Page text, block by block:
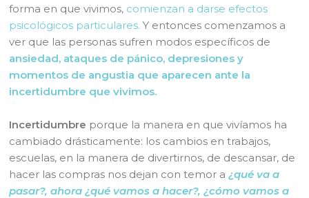
forma en que vivimos, comienzan a darse efectos
psicológicos particulares.Y entonces comenzamos a
ver que las personas sufren modos específicos de
ansiedad, ataques de pánico, depresiones y
momentos de angustia que aparecen ante la
incertidumbre que vivimos.
Incertidumbre porque la manera en que vivíamos ha
cambiado drásticamente: los cambios en trabajos,
escuelas, en la manera de divertirnos, de descansar, de
hacer las compras nos dejan con temor a¿qué va a
pasar?, ahora ¿qué vamos a hacer?, ¿cómo vamos a